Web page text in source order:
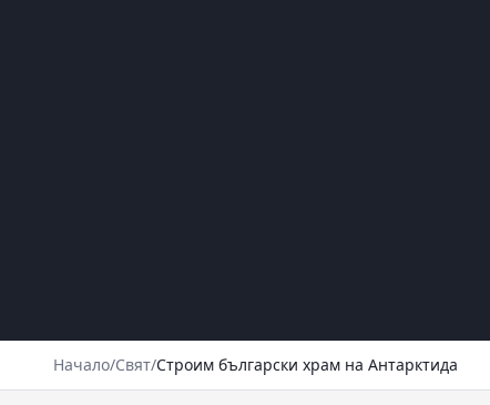
Начало/Свят/Строим български храм на Антарктида